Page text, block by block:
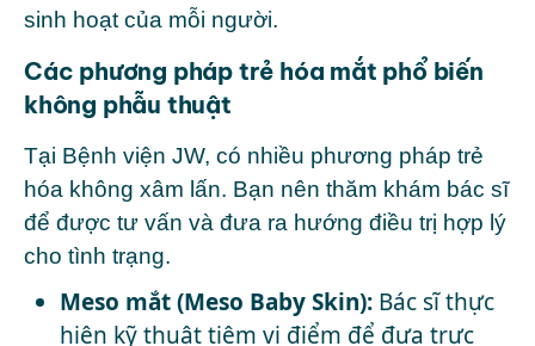
sinh hoạt của mỗi người.
Các phương pháp trẻ hóa mắt phổ biến
không phẫu thuật
Tại Bệnh viện JW, có nhiều phương pháp trẻ
hóa không xâm lấn. Bạn nên thăm khám bác sĩ
để được tư vấn và đưa ra hướng điều trị hợp lý
cho tình trạng.
Meso mắt (Meso Baby Skin): Bác sĩ thực
hiện kỹ thuật tiêm vi điểm để đưa trực